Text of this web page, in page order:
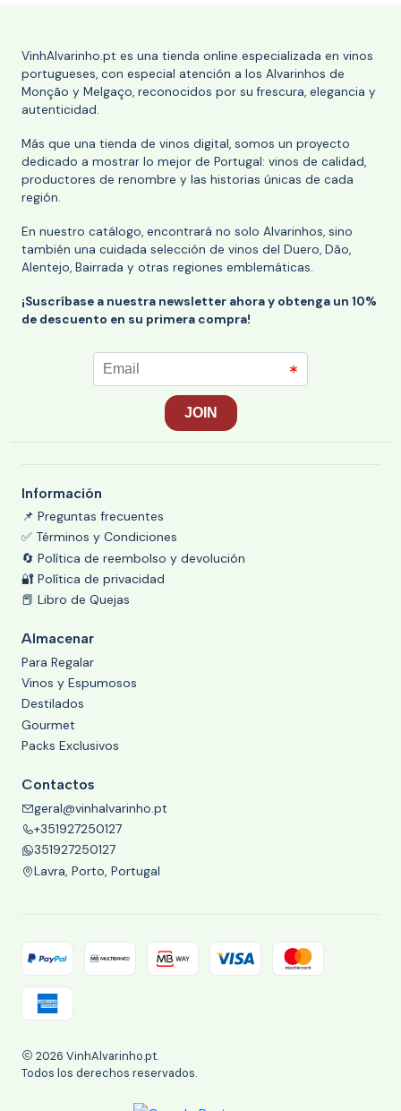
VinhAlvarinho.pt es una tienda online especializada en vinos
portugueses, con especial atención a los Alvarinhos de
Monção y Melgaço, reconocidos por su frescura, elegancia y
autenticidad.
Más que una tienda de vinos digital, somos un proyecto
dedicado a mostrar lo mejor de Portugal: vinos de calidad,
productores de renombre y las historias únicas de cada
región.
En nuestro catálogo, encontrará no solo Alvarinhos, sino
también una cuidada selección de vinos del Duero, Dão,
Alentejo, Bairrada y otras regiones emblemáticas.
¡Suscríbase a nuestra newsletter ahora y obtenga un 10%
de descuento en su primera compra!
Información
📌 Preguntas frecuentes
✅ Términos y Condiciones
🔄 Política de reembolso y devolución
🔐 Política de privacidad
📕 Libro de Quejas
Almacenar
Para Regalar
Vinos y Espumosos
Destilados
Gourmet
Packs Exclusivos
Contactos
geral@vinhalvarinho.pt
+351927250127
351927250127
Lavra, Porto, Portugal
2026 VinhAlvarinho.pt.
Todos los derechos reservados.